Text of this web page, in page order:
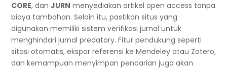
CORE, dan JURN menyediakan artikel open access tanpa
biaya tambahan. Selain itu, pastikan situs yang
digunakan memiliki sistem verifikasi jurnal untuk
menghindari jurnal predatory. Fitur pendukung seperti
sitasi otomatis, ekspor referensi ke Mendeley atau Zotero,
dan kemampuan menyimpan pencarian juga akan